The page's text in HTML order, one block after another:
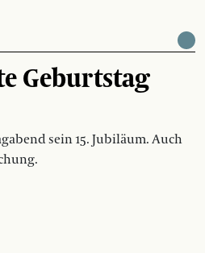
Geburtstag
sein 15. Jubiläum. Auch